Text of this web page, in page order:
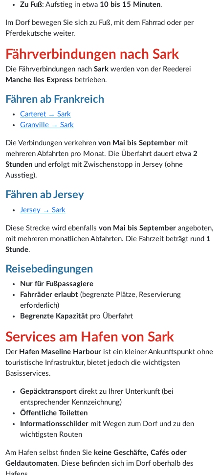
Zu Fuß: Aufstieg in etwa 10 bis 15 Minuten.
Im Dorf bewegen Sie sich zu Fuß, mit dem Fahrrad oder per
Pferdekutsche weiter.
Fährverbindungen nach Sark
Die Fährverbindungen nachSark werden von der Reederei
Manche Iles Express betrieben.
Fähren ab Frankreich
Carteret → Sark
Granville → Sark
Die Verbindungen verkehrenvon Mai bis September mit
mehreren Abfahrten pro Monat. Die Überfahrt dauert etwa2
Stunden und erfolgt mit Zwischenstopp in Jersey (ohne
Ausstieg).
Fähren ab Jersey
Jersey → Sark
Diese Strecke wird ebenfallsvon Mai bis September angeboten,
mit mehreren monatlichen Abfahrten. Die Fahrzeit beträgt rund 1
Stunde.
Reisebedingungen
Nur für Fußpassagiere
Fahrräder erlaubt (begrenzte Plätze, Reservierung
erforderlich)
Begrenzte Kapazität pro Überfahrt
Services am Hafen von Sark
Der Hafen Maseline Harbour ist ein kleiner Ankunftspunkt ohne
touristische Infrastruktur, bietet jedoch die wichtigsten
Basisservices.
Gepäcktransport direkt zu Ihrer Unterkunft (bei
entsprechender Kennzeichnung)
Öffentliche Toiletten
Informationsschilder mit Wegen zum Dorf und zu den
wichtigsten Routen
Am Hafen selbst finden Sie keine Geschäfte, Cafés oder
Geldautomaten. Diese befinden sich im Dorf oberhalb des